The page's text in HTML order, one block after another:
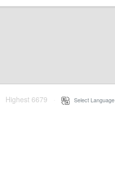
Highest 6679 Select Language